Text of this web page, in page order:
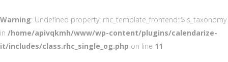
Warning: Undefined property: rhc_template_frontend::$is_taxonomy
in /home/apivqkmh/www/wp-content/plugins/calendarize-
it/includes/class.rhc_single_og.php on line 11